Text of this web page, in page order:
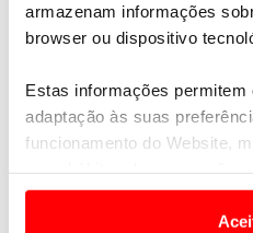
armazenam informações
browser ou dispositivo
Estas informações permitem
adaptação às suas
funcionamento do Website,
e anúncios de modo a